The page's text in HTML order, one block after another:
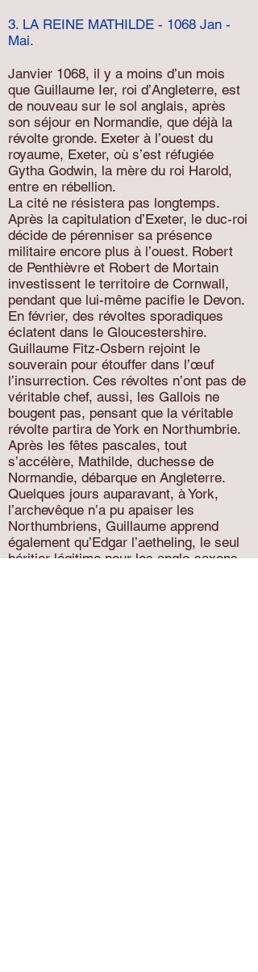
3. LA REINE MATHILDE - 1068 Jan -
Mai.
Janvier 1068, il y a moins d’un mois
que Guillaume Ier, roi d’Angleterre, est
de nouveau sur le sol anglais, après
son séjour en Normandie, que déjà la
révolte gronde. Exeter à l’ouest du
royaume, Exeter, où s’est réfugiée
Gytha Godwin, la mère du roi Harold,
entre en rébellion.
La cité ne résistera pas longtemps.
Après la capitulation d’Exeter, le duc-roi
décide de pérenniser sa présence
militaire encore plus à l’ouest. Robert
de Penthièvre et Robert de Mortain
investissent le territoire de Cornwall,
pendant que lui-même pacifie le Devon.
En février, des révoltes sporadiques
éclatent dans le Gloucestershire.
Guillaume Fitz-Osbern rejoint le
souverain pour étouffer dans l’œuf
l’insurrection. Ces révoltes n’ont pas de
véritable chef, aussi, les Gallois ne
bougent pas, pensant que la véritable
révolte partira de York en Northumbrie.
Après les fêtes pascales, tout
s’accélère, Mathilde, duchesse de
Normandie, débarque en Angleterre.
Quelques jours auparavant, à York,
l’archevêque n’a pu apaiser les
Northumbriens, Guillaume apprend
également qu’Edgar l’aetheling, le seul
héritier légitime pour les anglo-saxons